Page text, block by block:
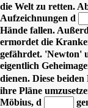
die Welt zu retten.
Aufzeichnungen d
Hände fallen.
ermordet die
gefährdet. 'Newton'
eigentlich
dienen. Diese
ihre Pläne
Möbius, d